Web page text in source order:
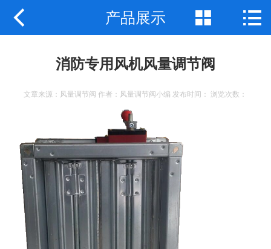
公司首页
联系我们
 产品展示  
消防专用风机风量调节阀
文章来源：风量调节阀 作者：风量调节阀小编 发布时间： 浏览次数：